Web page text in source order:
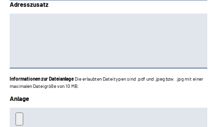
Adresszusatz
Informationen zur Dateianlage Die erlaubten Dateitypen sind .pdf und .jpeg bzw. .jpg mit einer
maximalen Dateigröße von 10 MB.
Anlage